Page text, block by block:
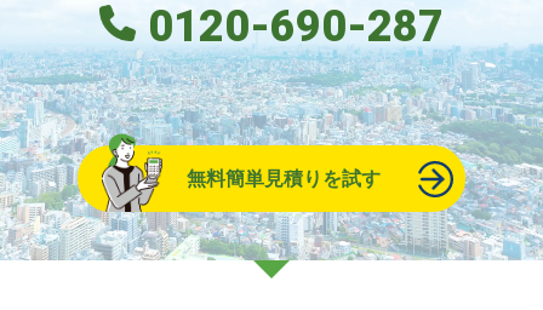
0120-690-287
無料簡単見積りを試す